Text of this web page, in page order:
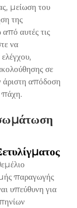
μείωση του
της
αυτές τις
να
σε
άριστη απόδοση
πάχη.
παραγωγής
υπεύθυνη για